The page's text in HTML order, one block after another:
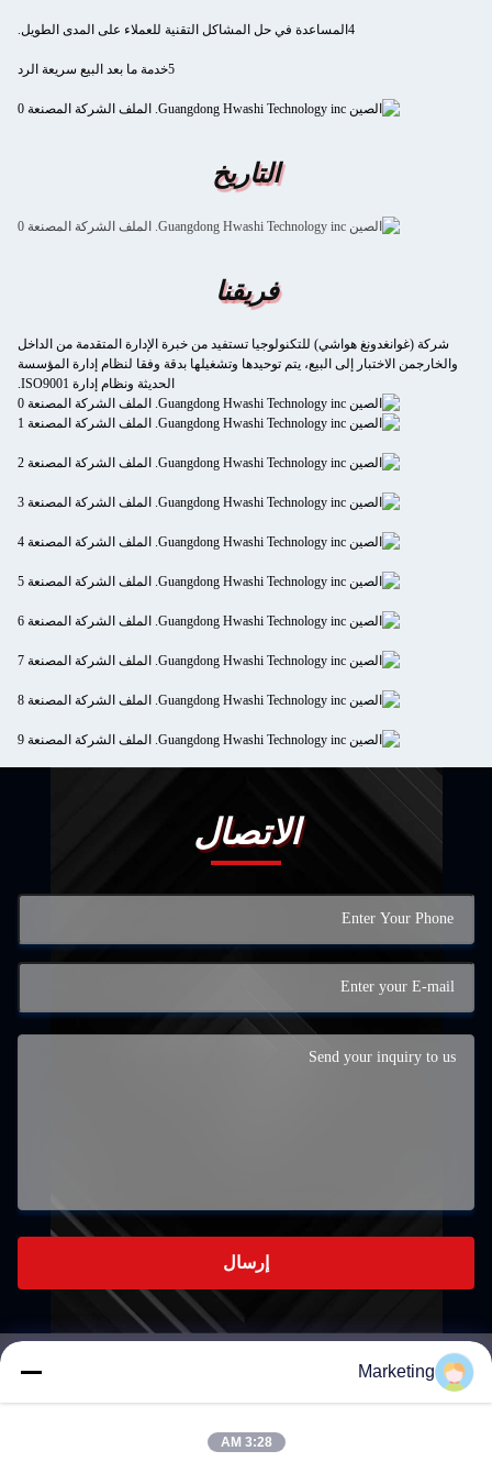
4المساعدة في حل المشاكل التقنية للعملاء على المدى الطويل.
5خدمة ما بعد البيع سريعة الرد
التاريخ
فريقنا
شركة (غوانغدونغ هواشي) للتكنولوجيا تستفيد من خبرة الإدارة المتقدمة من الداخل
والخارجمن الاختبار إلى البيع، يتم توحيدها وتشغيلها بدقة وفقا لنظام إدارة المؤسسة
الحديثة ونظام إدارة ISO9001.
الاتصال
إرسال
marketing@hwashi.com
Marketing
3:28 AM